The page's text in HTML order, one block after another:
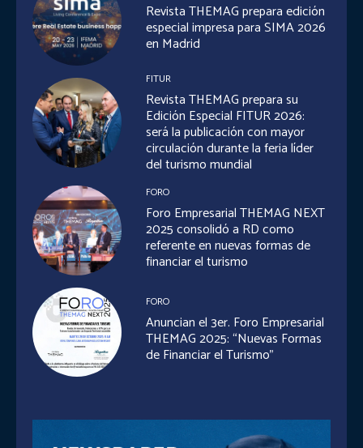
Revista THEMAG prepara edición
especial impresa para SIMA 2026
en Madrid
FITUR
Revista THEMAG prepara su
Edición Especial FITUR 2026:
será la publicación con mayor
circulación durante la feria líder
del turismo mundial
FORO
Foro Empresarial THEMAG NEXT
2025 consolidó a RD como
referente en nuevas formas de
financiar el turismo
FORO
Anuncian el 3er. Foro Empresarial
THEMAG 2025: “Nuevas Formas
de Financiar el Turismo”